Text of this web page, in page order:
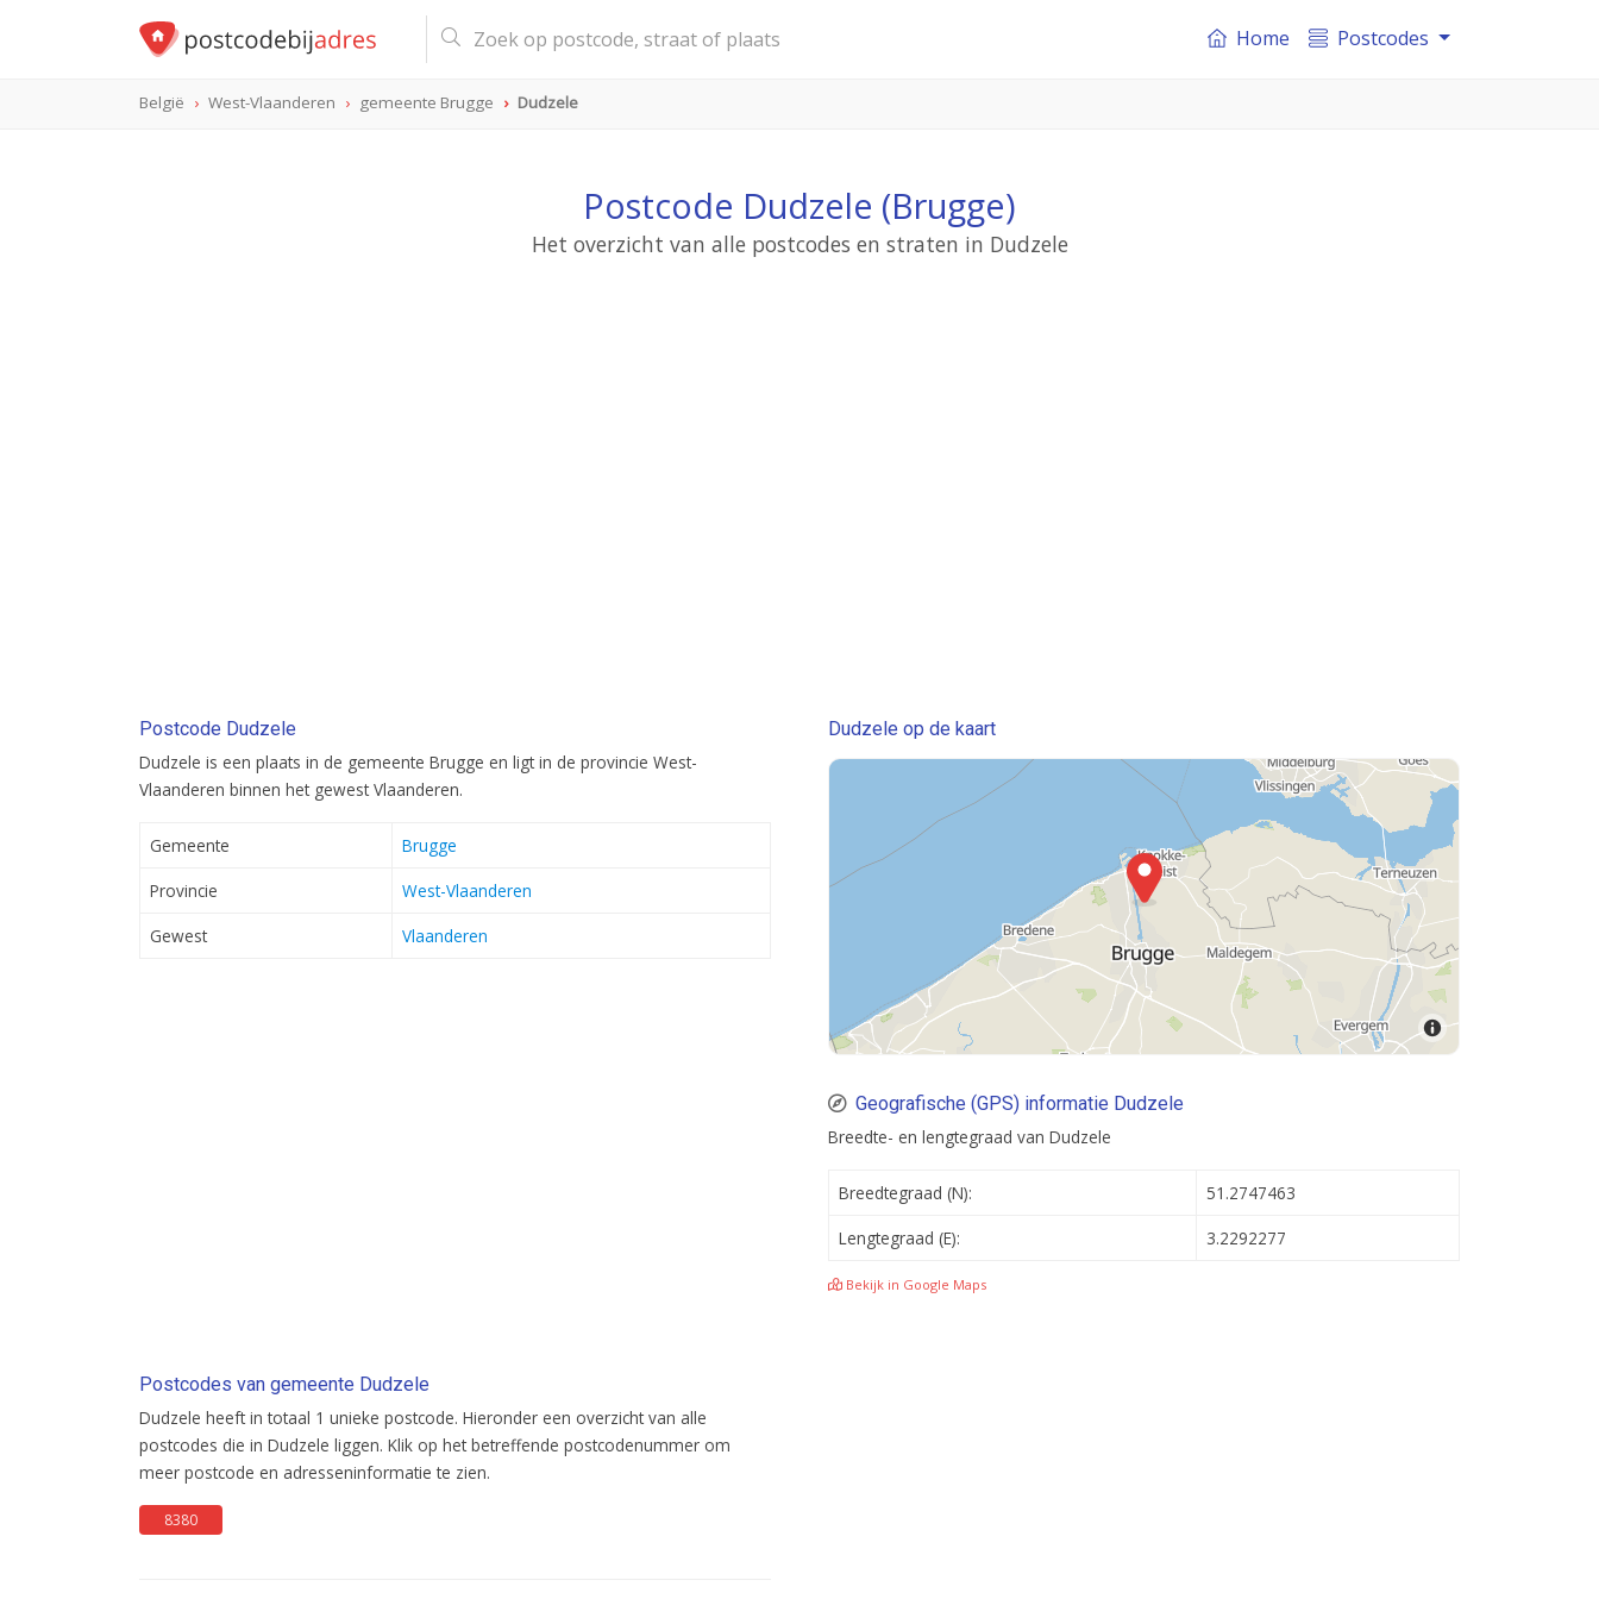
Home Postcodes
België West-Vlaanderen gemeente Brugge Dudzele
Postcode Dudzele (Brugge)
Het overzicht van alle postcodes en straten in Dudzele
Postcode Dudzele
Dudzele is een plaats in de gemeente Brugge en ligt in de provincie West-
Vlaanderen binnen het gewest Vlaanderen.
Gemeente
Brugge
Provincie
West-Vlaanderen
Gewest
Vlaanderen
Postcodes van gemeente Dudzele
Dudzele heeft in totaal 1 unieke postcode. Hieronder een overzicht van alle
postcodes die in Dudzele liggen. Klik op het betreffende postcodenummer om
meer postcode en adresseninformatie te zien.
8380
Dudzele op de kaart
Geografische (GPS) informatie Dudzele
Breedte- en lengtegraad van Dudzele
Breedtegraad (N):
51.2747463
Lengtegraad (E):
3.2292277
Bekijk in Google Maps